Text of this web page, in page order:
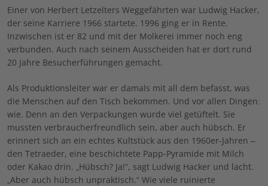
Einer von Herbert Letzelters Weggefährten war Ludwig Hacker,
der seine Karriere 1966 startete. 1996 ging er in Rente.
Inzwischen ist er 82 und mit der Molkerei immer noch eng
verbunden. Auch nach seinem Ausscheiden hat er dort rund
20 Jahre Besucherführungen gemacht.
Als Produktionsleiter war er damals mit all dem befasst, was
die Menschen auf den Tisch bekommen. Und vor allen Dingen:
wie. Denn an den Verpackungen wurde viel getüftelt. Sie
mussten verbraucherfreundlich sein, aber auch hübsch. Er
erinnert sich an ein echtes Kultstück aus den 1960er-Jahren –
den Tetraeder, eine beschich­tete Papp-Pyramide mit Milch
oder Kakao drin. „Hübsch? Ja!“, sagt Ludwig Hacker und lacht.
„Aber auch hübsch unpraktisch.“ Wie viele ruinierte